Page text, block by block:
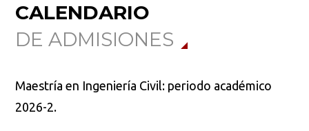
CALENDARIO
DE ADMISIONES
Maestría en Ingeniería Civil: periodo académico
2026-2.